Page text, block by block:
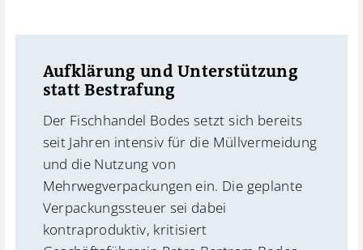
Aufklärung und Unterstützung
statt Bestrafung
Der Fischhandel Bodes setzt sich bereits
seit Jahren intensiv für die Müllvermeidung
und die Nutzung von
Mehrwegverpackungen ein. Die geplante
Verpackungssteuer sei dabei
kontraproduktiv, kritisiert